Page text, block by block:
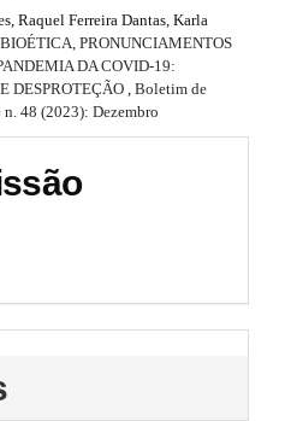
Raquel Ferreira Dantas, Karla
BIOÉTICA, PRONUNCIAMENTOS
DA COVID-19:
DESPROTEÇÃO , Boletim de
48 (2023): Dezembro